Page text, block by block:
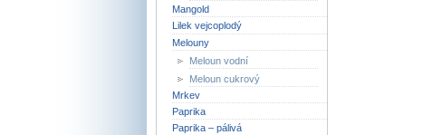
Mangold
Lilek vejcoplodý
Melouny
Meloun vodní
Meloun cukrový
Mrkev
Paprika
Paprika – pálivá